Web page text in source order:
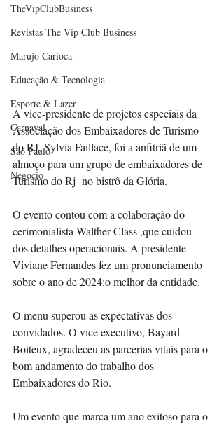
TheVipClubBusiness
Revistas The Vip Club Business
Marujo Carioca
Educação & Tecnologia
Esporte & Lazer
Carnaval
São Paulo
Negocio
A vice-presidente de projetos especiais da
Associação dos Embaixadores de Turismo
do RJ, Sylvia Faillace, foi a anfitriã de um
almoço para um grupo de embaixadores de
Turismo do Rj  no bistrô da Glória.
O evento contou com a colaboração do
cerimonialista Walther Class ,que cuidou
dos detalhes operacionais. A presidente
Viviane Fernandes fez um pronunciamento
sobre o ano de 2024:o melhor da entidade.
O menu superou as expectativas dos
convidados. O vice executivo, Bayard
Boiteux, agradeceu as parcerias vitais para o
bom andamento do trabalho dos
Embaixadores do Rio.
Um evento que marca um ano exitoso para o